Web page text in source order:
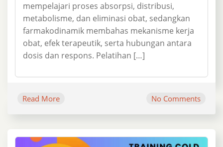
mempelajari proses absorpsi, distribusi,
metabolisme, dan eliminasi obat, sedangkan
farmakodinamik membahas mekanisme kerja
obat, efek terapeutik, serta hubungan antara
dosis dan respons. Pelatihan […]
Read More No Comments